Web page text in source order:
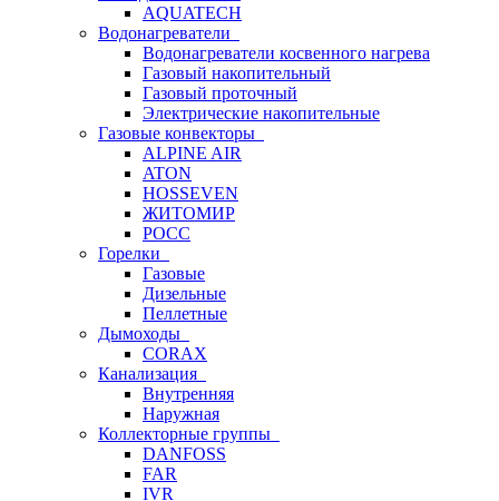
AQUATECH
Водонагреватели
Водонагреватели косвенного нагрева
Газовый накопительный
Газовый проточный
Электрические накопительные
Газовые конвекторы
ALPINE AIR
ATON
HOSSEVEN
ЖИТОМИР
РОСС
Горелки
Газовые
Дизельные
Пеллетные
Дымоходы
CORAX
Канализация
Внутренняя
Наружная
Коллекторные группы
DANFOSS
FAR
IVR